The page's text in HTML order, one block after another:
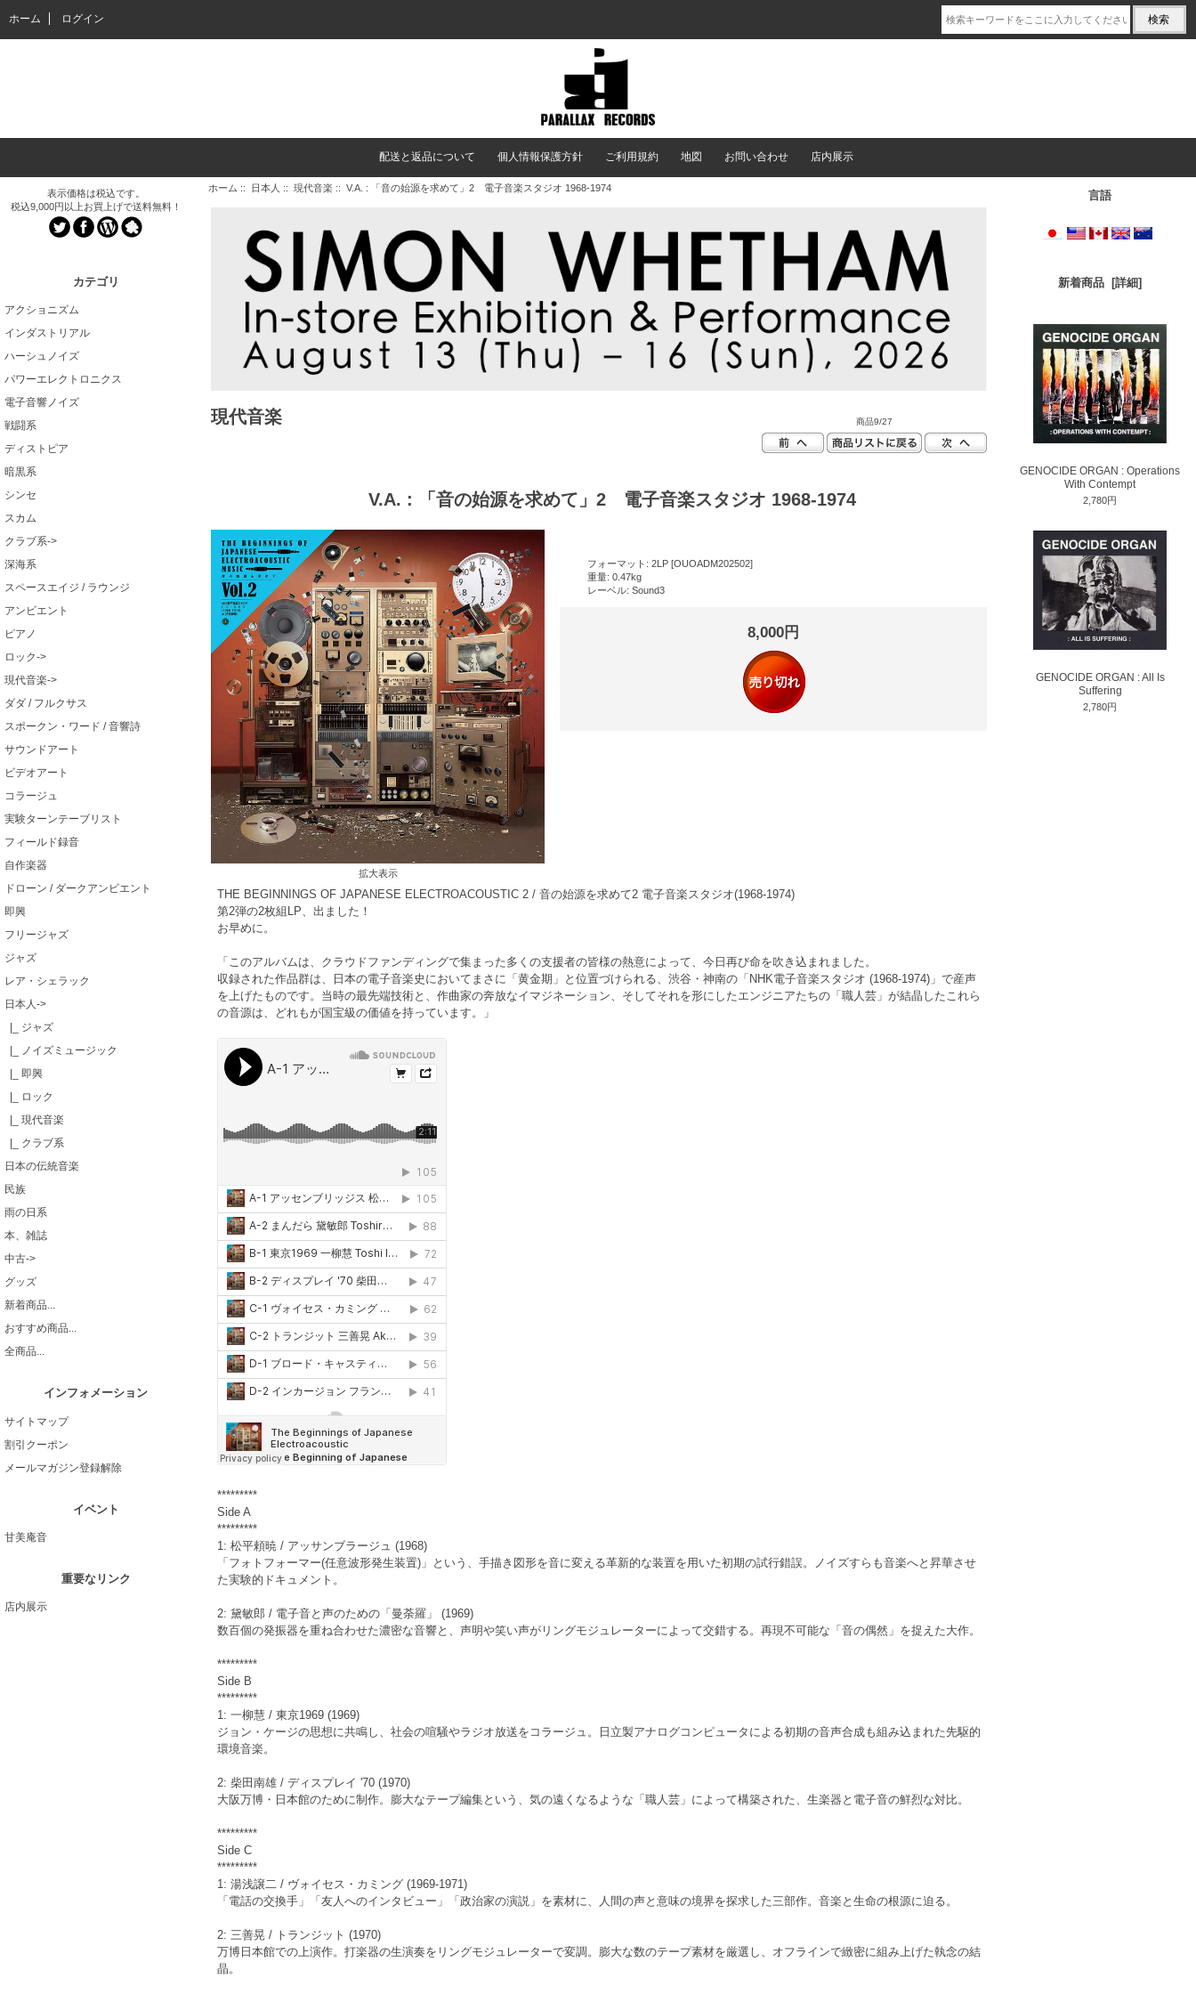
ホーム ログイン
配送と返品について 個人情報保護方針 ご利用規約 地図 お問い合わせ 店内展示
表示価格は税込です。
税込9,000円以上お買上げで送料無料！
カテゴリ
アクショニズム
インダストリアル
ハーシュノイズ
パワーエレクトロニクス
電子音響ノイズ
戦闘系
ディストピア
暗黒系
シンセ
スカム
クラブ系->
深海系
スペースエイジ / ラウンジ
アンビエント
ピアノ
ロック->
現代音楽->
ダダ / フルクサス
スポークン・ワード / 音響詩
サウンドアート
ビデオアート
コラージュ
実験ターンテーブリスト
フィールド録音
自作楽器
ドローン / ダークアンビエント
即興
フリージャズ
ジャズ
レア・シェラック
日本人->
|_ ジャズ
|_ ノイズミュージック
|_ 即興
|_ ロック
|_ 現代音楽
|_ クラブ系
日本の伝統音楽
民族
雨の日系
本、雑誌
中古->
グッズ
新着商品...
おすすめ商品...
全商品...
インフォメーション
サイトマップ
割引クーポン
メールマガジン登録解除
イベント
甘美庵音
重要なリンク
店内展示
ホーム :: 日本人 :: 現代音楽 :: V.A. : 「音の始源を求めて」2 電子音楽スタジオ 1968-1974
現代音楽 商品9/27
V.A. : 「音の始源を求めて」2 電子音楽スタジオ 1968-1974
拡大表示
フォーマット: 2LP [OUOADM202502]
重量: 0.47kg
レーベル: Sound3
8,000円
THE BEGINNINGS OF JAPANESE ELECTROACOUSTIC 2 / 音の始源を求めて2 電子音楽スタジオ(1968-1974)
第2弾の2枚組LP、出ました！
お早めに。
「このアルバムは、クラウドファンディングで集まった多くの支援者の皆様の熱意によって、今日再び命を吹き込まれました。
収録された作品群は、日本の電子音楽史においてまさに「黄金期」と位置づけられる、渋谷・神南の「NHK電子音楽スタジオ (1968-1974)」で産声
を上げたものです。当時の最先端技術と、作曲家の奔放なイマジネーション、そしてそれを形にしたエンジニアたちの「職人芸」が結晶したこれら
の音源は、どれもが国宝級の価値を持っています。」
*********
Side A
*********
1: 松平頼暁 / アッサンブラージュ (1968)
「フォトフォーマー(任意波形発生装置)」という、手描き図形を音に変える革新的な装置を用いた初期の試行錯誤。ノイズすらも音楽へと昇華させ
た実験的ドキュメント。
2: 黛敏郎 / 電子音と声のための「曼荼羅」 (1969)
数百個の発振器を重ね合わせた濃密な音響と、声明や笑い声がリングモジュレーターによって交錯する。再現不可能な「音の偶然」を捉えた大作。
*********
Side B
*********
1: 一柳慧 / 東京1969 (1969)
ジョン・ケージの思想に共鳴し、社会の喧騒やラジオ放送をコラージュ。日立製アナログコンピュータによる初期の音声合成も組み込まれた先駆的
環境音楽。
2: 柴田南雄 / ディスプレイ '70 (1970)
大阪万博・日本館のために制作。膨大なテープ編集という、気の遠くなるような「職人芸」によって構築された、生楽器と電子音の鮮烈な対比。
*********
Side C
*********
1: 湯浅譲二 / ヴォイセス・カミング (1969-1971)
「電話の交換手」「友人へのインタビュー」「政治家の演説」を素材に、人間の声と意味の境界を探求した三部作。音楽と生命の根源に迫る。
2: 三善晃 / トランジット (1970)
万博日本館での上演作。打楽器の生演奏をリングモジュレーターで変調。膨大な数のテープ素材を厳選し、オフラインで緻密に組み上げた執念の結
晶。
言語
新着商品 [詳細]
GENOCIDE ORGAN : Operations
With Contempt
2,780円
GENOCIDE ORGAN : All Is
Suffering
2,780円